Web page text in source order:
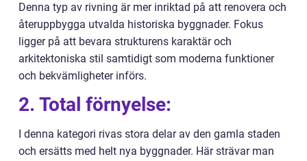
Denna typ av rivning är mer inriktad på att renovera och
återuppbygga utvalda historiska byggnader. Fokus
ligger på att bevara strukturens karaktär och
arkitektoniska stil samtidigt som moderna funktioner
och bekvämligheter införs.
2. Total förnyelse:
I denna kategori rivas stora delar av den gamla staden
och ersätts med helt nya byggnader. Här strävar man